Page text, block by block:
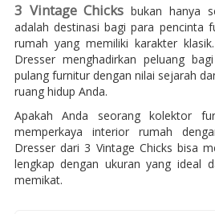
3 Vintage Chicks bukan hanya
adalah destinasi bagi para pencinta
rumah yang memiliki karakter
Dresser menghadirkan peluang
pulang furnitur dengan nilai sejarah
ruang hidup Anda.
Apakah Anda seorang kolektor
memperkaya interior rumah
Dresser dari 3 Vintage Chicks bisa
lengkap dengan ukuran yang ideal
memikat.